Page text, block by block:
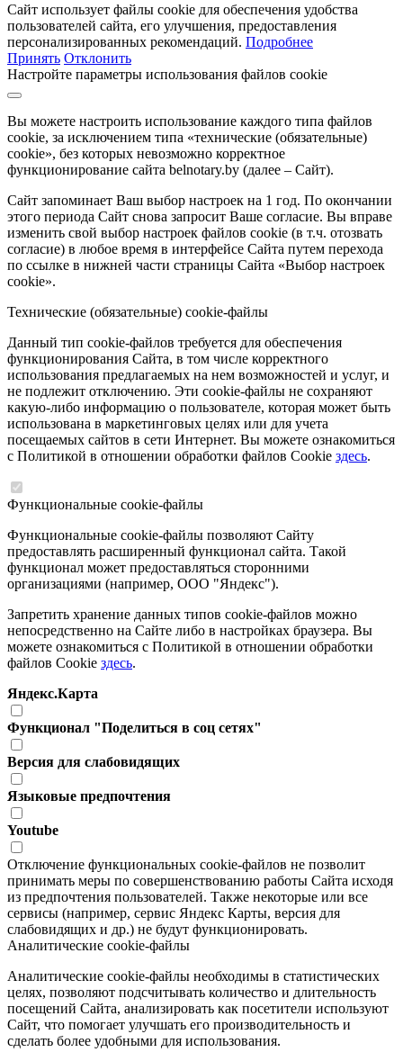
Сайт использует файлы cookie для обеспечения удобства
пользователей сайта, его улучшения, предоставления
персонализированных рекомендаций. Подробнее
Принять Отклонить
Настройте параметры использования файлов cookie
Вы можете настроить использование каждого типа файлов
cookie, за исключением типа «технические (обязательные)
cookie», без которых невозможно корректное
функционирование сайта belnotary.by (далее – Сайт).
Сайт запоминает Ваш выбор настроек на 1 год. По окончании
этого периода Сайт снова запросит Ваше согласие. Вы вправе
изменить свой выбор настроек файлов cookie (в т.ч. отозвать
согласие) в любое время в интерфейсе Сайта путем перехода
по ссылке в нижней части страницы Сайта «Выбор настроек
cookie».
Технические (обязательные) cookie-файлы
Данный тип cookie-файлов требуется для обеспечения
функционирования Сайта, в том числе корректного
использования предлагаемых на нем возможностей и услуг, и
не подлежит отключению. Эти cookie-файлы не сохраняют
какую-либо информацию о пользователе, которая может быть
использована в маркетинговых целях или для учета
посещаемых сайтов в сети Интернет. Вы можете ознакомиться
с Политикой в отношении обработки файлов Cookie здесь.
Функциональные cookie-файлы
Функциональные cookie-файлы позволяют Сайту
предоставлять расширенный функционал сайта. Такой
функционал может предоставляться сторонними
организациями (например, ООО "Яндекс").
Запретить хранение данных типов cookie-файлов можно
непосредственно на Сайте либо в настройках браузера. Вы
можете ознакомиться с Политикой в отношении обработки
файлов Cookie здесь.
Яндекс.Карта
Функционал "Поделиться в соц сетях"
Версия для слабовидящих
Языковые предпочтения
Youtube
Отключение функциональных cookie-файлов не позволит
принимать меры по совершенствованию работы Сайта исходя
из предпочтения пользователей. Также некоторые или все
сервисы (например, сервис Яндекс Карты, версия для
слабовидящих и др.) не будут функционировать.
Аналитические cookie-файлы
Аналитические cookie-файлы необходимы в статистических
целях, позволяют подсчитывать количество и длительность
посещений Сайта, анализировать как посетители используют
Сайт, что помогает улучшать его производительность и
сделать более удобными для использования.